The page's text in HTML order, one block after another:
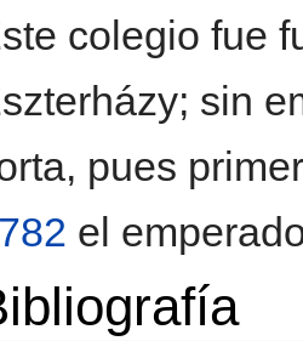
colegio fue
sin
pues
el